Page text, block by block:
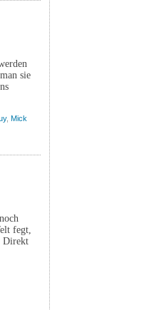
sie
, Mick
fegt,
Direkt